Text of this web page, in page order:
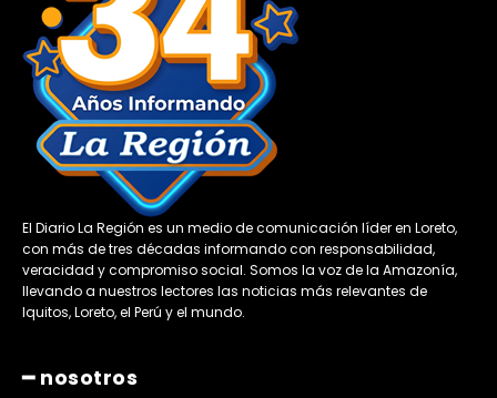
El Diario La Región es un medio de comunicación líder en Loreto,
con más de tres décadas informando con responsabilidad,
veracidad y compromiso social. Somos la voz de la Amazonía,
llevando a nuestros lectores las noticias más relevantes de
Iquitos, Loreto, el Perú y el mundo.
━ nosotros